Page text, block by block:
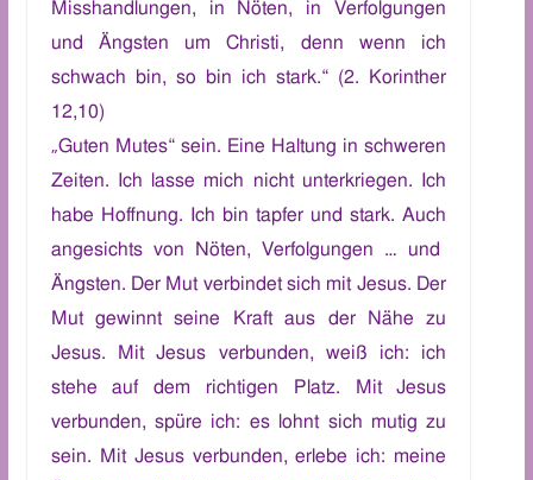
Misshandlungen, in Nöten, in Verfolgungen
und Ängsten um Christi, denn wenn ich
schwach bin, so bin ich stark.“ (2. Korinther
12,10)
„Guten Mutes“ sein. Eine Haltung in schweren
Zeiten. Ich lasse mich nicht unterkriegen.
Ich
habe Hoffnung.
Ich bin tapfer und stark. Auch
angesichts von Nöten, Verfolgungen … und
Ängsten. Der Mut verbindetsich mit Jesus. Der
Mut gewinnt seine Kraft aus derNähe zu
Jesus.
M itJesus verbunden, weiß ich: ich
stehe auf dem richtigen Platz.
Mit Jesus
verbunden, spüre ich: es lohnt sich mutig zu
sein.
Mit Jesus verbunden, erlebe ich: meine